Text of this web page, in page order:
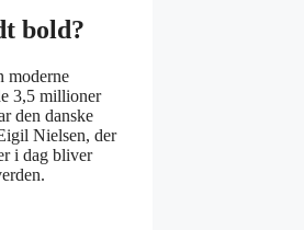
bold?
moderne
3,5 millioner
den danske
Nielsen, der
i dag bliver